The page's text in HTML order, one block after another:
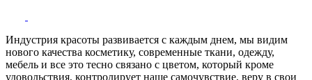
Индустрия красоты развивается с каждым днем, мы видим
нового качества косметику, современные ткани, одежду,
мебель и все это тесно связано с цветом, который кроме
удовольствия, контролирует наше самочувствие, веру в свои